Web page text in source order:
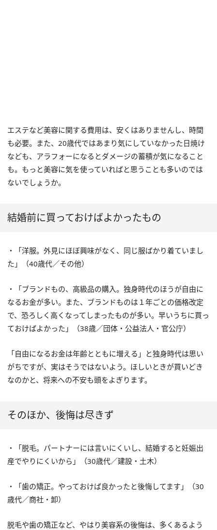
エステなど美容に関する費用は、安くはありませんし、時間
も必要。また、20歳代ではあまり気にしていなかった日焼け
なども、アラフォーになるとダメージの蓄積が気になること
も。もっと美容に気を使っていればと思うことも多いのでは
ないでしょうか。
結婚前に買っておけばよかったもの
・「洋服。外見にほぼ興味がなく、同じ服ばかり着ていまし
た」（40歳代／その他）
・「ブランドもの、高級品の購入。独身時代のほうが自由に
なるお金が多い。また、ブランドものは１年ごとの価格改定
で、恐ろしく高くなってしまったものが多い。早いうちに買っ
ておけばよかった」（38歳／団体・公益法人・官公庁）
「自由になるお金は年齢とともに増える」と独身時代は思い
がちですが、実はそうではないよう。ほしいときが買いどき
なのかと、将来への不安も頭をよぎります。
そのほか、後悔は尽きず
・「脱毛。パートナーには言いにくいし、結婚すると妊娠出
産でやりにくいから」（30歳代／建設・土木）
・「歯の矯正。やっておけば良かったと後悔してます」（30
歳代／商社・卸）
脱毛や歯の矯正など、やはり美容系の後悔は、多くあるよう